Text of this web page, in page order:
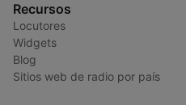
Recursos
Locutores
Widgets
Blog
Sitios web de radio por país